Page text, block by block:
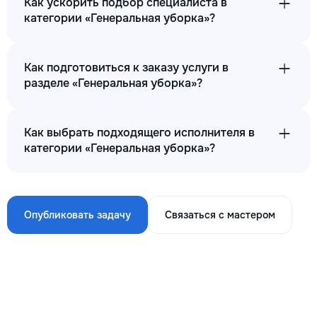
категории «Генеральная уборка»?
Как подготовиться к заказу услуги в
разделе «Генеральная уборка»?
Как выбрать подходящего исполнителя в
категории «Генеральная уборка»?
Опубликовать задачу Связаться с мастером